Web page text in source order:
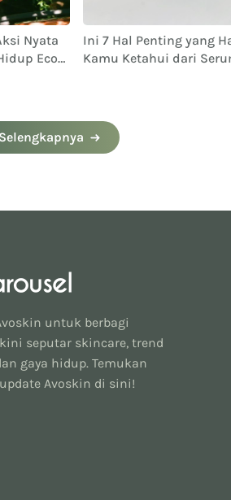
Nyata
Eco
Ini 7 Hal Penting yang
Kamu Ketahui dari
Selengkapnya
untuk berbagi
seputar skincare, trend
gaya hidup. Temukan
Avoskin di sini!